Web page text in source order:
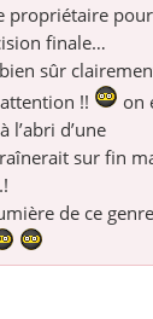
propriétaire
finale…
sûr
!!
on
l’abri d’une
sur fin
de ce genre